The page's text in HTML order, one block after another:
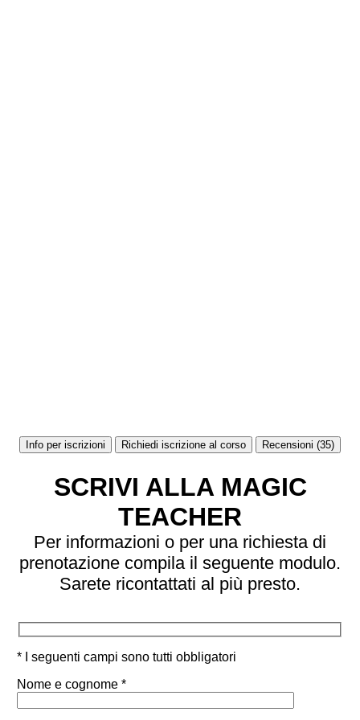
Info per iscrizioni Richiedi iscrizione al corso Recensioni (35)
SCRIVI ALLA MAGIC
TEACHER
Per informazioni o per una richiesta di
prenotazione compila il seguente modulo.
Sarete ricontattati al più presto.
* I seguenti campi sono tutti obbligatori
Nome e cognome *